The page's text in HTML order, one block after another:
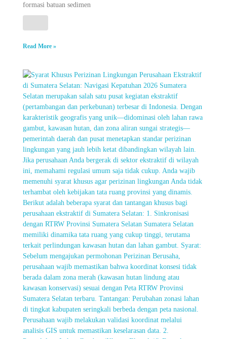
formasi batuan sedimen
Read More »